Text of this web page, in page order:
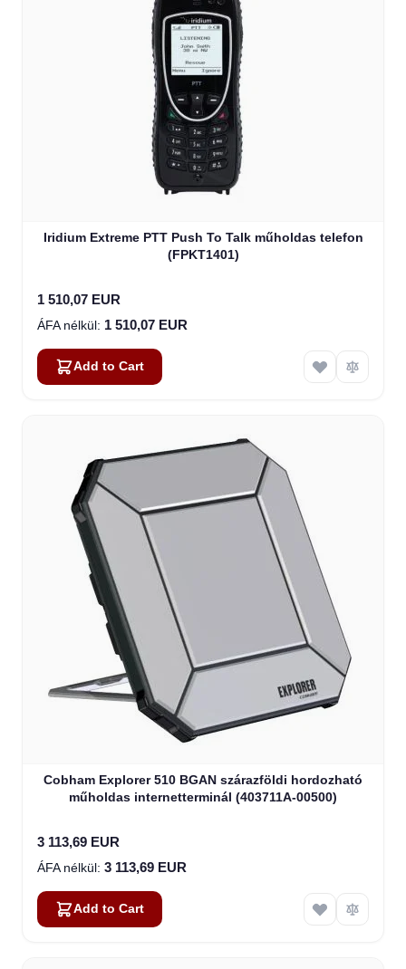
Iridium Extreme PTT Push To Talk műholdas telefon
(FPKT1401)
1 510,07 EUR
1 510,07 EUR
Add to Cart
Cobham Explorer 510 BGAN szárazföldi hordozható
műholdas internetterminál (403711A-00500)
3 113,69 EUR
3 113,69 EUR
Add to Cart